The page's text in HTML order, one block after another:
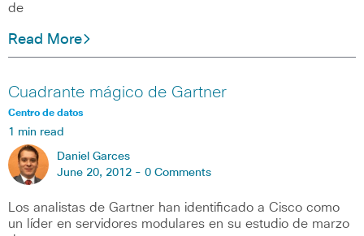
de
Read More
Cuadrante mágico de Gartner
Centro de datos
1 min read
Daniel Garces
June 20, 2012 - 0 Comments
Los analistas de Gartner han identificado a Cisco como
un líder en servidores modulares en su estudio de marzo